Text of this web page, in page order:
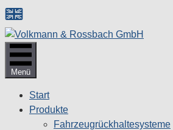
Zum
Inhalt
springen
Menü
Start
Produkte
Fahrzeugrückhaltesysteme